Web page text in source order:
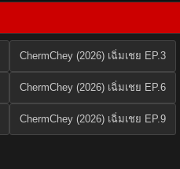
ChermChey (2026) เฉิ่มเชย EP.3
ChermChey (2026) เฉิ่มเชย EP.6
ChermChey (2026) เฉิ่มเชย EP.9